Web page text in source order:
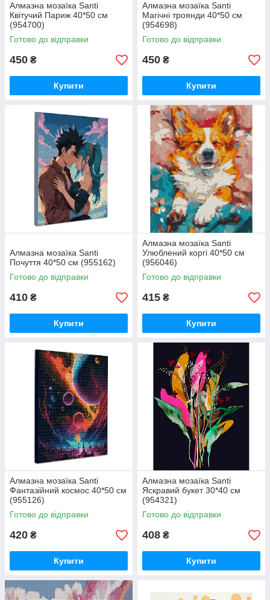
Алмазна мозаїка Santi
Квітучий Париж 40*50 см
(954700)
Готово до відправки
450 ₴
Купити
Алмазна мозаїка Santi
Магічні троянди 40*50 см
(954698)
Готово до відправки
450 ₴
Купити
Алмазна мозаїка Santi
Почуття 40*50 см (955162)
Готово до відправки
410 ₴
Купити
Алмазна мозаїка Santi
Улюблений коргі 40*50 см
(956046)
Готово до відправки
415 ₴
Купити
Алмазна мозаїка Santi
Фантазійний космос 40*50 см
(955126)
Готово до відправки
420 ₴
Купити
Алмазна мозаїка Santi
Яскравий букет 30*40 см
(954321)
Готово до відправки
408 ₴
Купити